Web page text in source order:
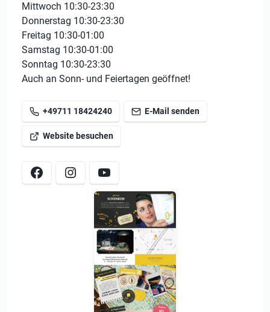
Mittwoch 10:30-23:30
Donnerstag 10:30-23:30
Freitag 10:30-01:00
Samstag 10:30-01:00
Sonntag 10:30-23:30
Auch an Sonn- und Feiertagen geöffnet!
+49711 18424240 E-Mail senden
Website besuchen